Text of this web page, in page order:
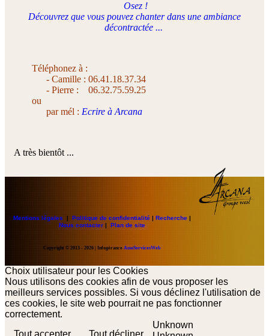
Osez !
Découvrez que vous pouvez chanter dans une ambiance
décontractée ...
Téléphonez à :
- Camille : 06.41.18.37.34
- Pierre : 06.32.75.59.25
ou
par mél : Ecrire à Arcana
A très bientôt ...
Mentions légales | Politique de confidentialité| Recherche|
Nous contacter| Plan de site
Copyright © 2013 - 2026 | Infogérance AssoServicesWeb
Choix utilisateur pour les Cookies
Nous utilisons des cookies afin de vous proposer les
meilleurs services possibles. Si vous déclinez l'utilisation de
ces cookies, le site web pourrait ne pas fonctionner
correctement.
Tout accepter
Tout décliner
Unknown